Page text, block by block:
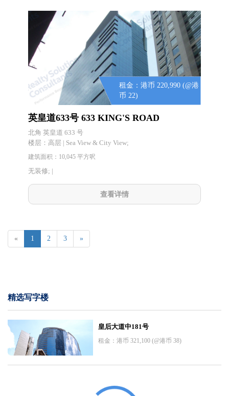
租金：港币 220,990 (@港
币 22)
英皇道633号 633 KING'S ROAD
北角 英皇道 633 号
楼层： 高层 | Sea View & City View;
建筑面积：10,045 平方呎
无装修; |
查看详情
« 1 2 3 »
精选写字楼
皇后大道中181号
租金：港币 321,100 (@港币 38)